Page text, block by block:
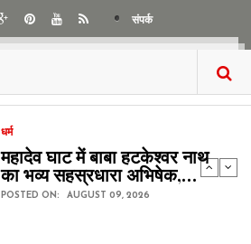
संपर्क
धर्म
महादेव घाट में बाबा हटकेश्वर नाथ
का भव्य सहस्रधारा अभिषेक,…
POSTED ON: AUGUST 09, 2026